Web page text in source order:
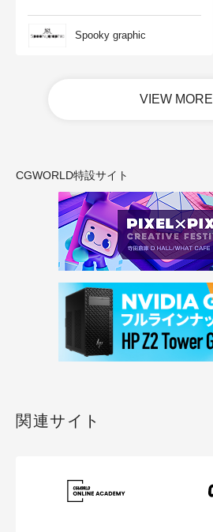
Spooky graphic
VIEW MORE
CGWORLD特設サイト
関連サイト